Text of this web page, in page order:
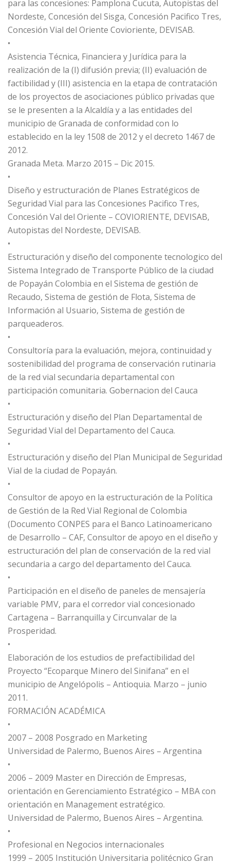
para las concesiones: Pamplona Cucuta, Autopistas del
Nordeste, Concesión del Sisga, Concesión Pacifico Tres,
Concesión Vial del Oriente Covioriente, DEVISAB.
•
Asistencia Técnica, Financiera y Jurídica para la
realización de la (I) difusión previa; (II) evaluación de
factibilidad y (III) asistencia en la etapa de contratación
de los proyectos de asociaciones público privadas que
se le presenten a la Alcaldía y a las entidades del
municipio de Granada de conformidad con lo
establecido en la ley 1508 de 2012 y el decreto 1467 de
2012.
Granada Meta. Marzo 2015 – Dic 2015.
•
Diseño y estructuración de Planes Estratégicos de
Seguridad Vial para las Concesiones Pacifico Tres,
Concesión Val del Oriente – COVIORIENTE, DEVISAB,
Autopistas del Nordeste, DEVISAB.
•
Estructuración y diseño del componente tecnologico del
Sistema Integrado de Transporte Público de la ciudad
de Popayán Colombia en el Sistema de gestión de
Recaudo, Sistema de gestión de Flota, Sistema de
Información al Usuario, Sistema de gestión de
parqueaderos.
•
Consultoría para la evaluación, mejora, continuidad y
sostenibilidad del programa de conservación rutinaria
de la red vial secundaria departamental con
participación comunitaria. Gobernacion del Cauca
•
Estructuración y diseño del Plan Departamental de
Seguridad Vial del Departamento del Cauca.
•
Estructuración y diseño del Plan Municipal de Seguridad
Vial de la ciudad de Popayán.
•
Consultor de apoyo en la estructuración de la Política
de Gestión de la Red Vial Regional de Colombia
(Documento CONPES para el Banco Latinoamericano
de Desarrollo – CAF, Consultor de apoyo en el diseño y
estructuración del plan de conservación de la red vial
secundaria a cargo del departamento del Cauca.
•
Participación en el diseño de paneles de mensajería
variable PMV, para el corredor vial concesionado
Cartagena – Barranquilla y Circunvalar de la
Prosperidad.
•
Elaboración de los estudios de prefactibilidad del
Proyecto “Ecoparque Minero del Sinifana” en el
municipio de Angelópolis – Antioquia. Marzo – junio
2011.
FORMACIÓN ACADÉMICA
•
2007 – 2008 Posgrado en Marketing
Universidad de Palermo, Buenos Aires – Argentina
•
2006 – 2009 Master en Dirección de Empresas,
orientación en Gerenciamiento Estratégico – MBA con
orientación en Management estratégico.
Universidad de Palermo, Buenos Aires – Argentina.
•
Profesional en Negocios internacionales
1999 – 2005 Institución Universitaria politécnico Gran